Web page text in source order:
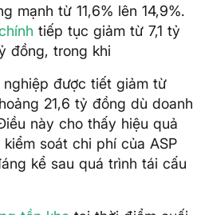
mạnh từ 11,6% lên 14,9%.
tiếp tục giảm từ 7,1 tỷ
đồng, trong khi
được tiết giảm từ
21,6 tỷ đồng dù doanh
này cho thấy hiệu quả
soát chi phí của ASP
kể sau quá trình tái cấu